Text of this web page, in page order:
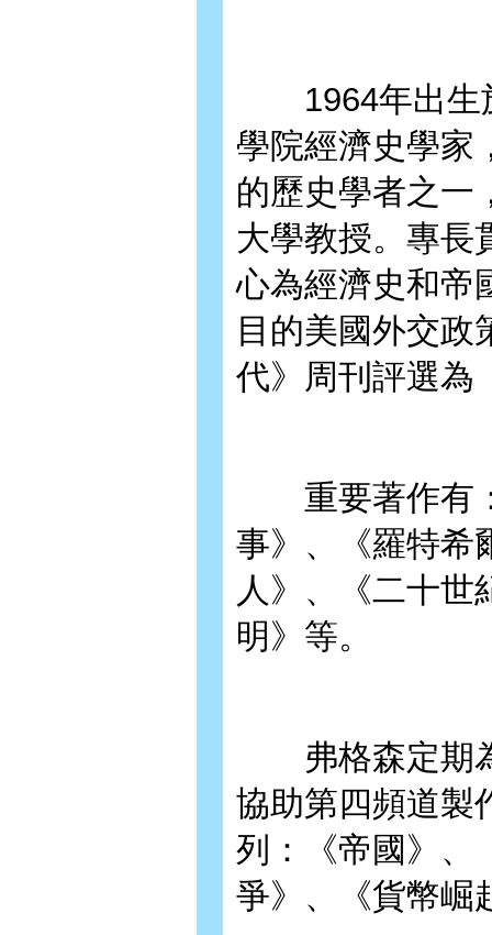
1964年出生
學院經濟史學家
的歷史學者之一
大學教授。專長
心為經濟史和帝
目的美國外交政
代》周刊評選為
重要著作有：
事》、《羅特希
人》、《二十世
明》等。
弗格森定期為
協助第四頻道製
列：《帝國》、
爭》、《貨幣崛